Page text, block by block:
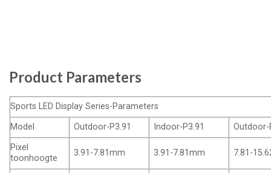
Product Parameters
Sports LED Display Series-Parameters
Model
Outdoor-P3.91 Indoor-P3.91
Outdoor-
Pixel
toonhoogte
3.91-7.81mm 3.91-7.81mm 7.81-